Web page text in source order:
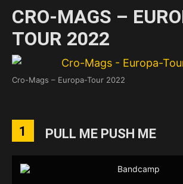
CRO-MAGS –
TOUR 2022
Cro-Mags – Europa-Tour 2022
1 PULL ME PUSH ME